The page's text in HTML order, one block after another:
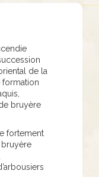
de la
formation
bruyère
fortement
bruyère